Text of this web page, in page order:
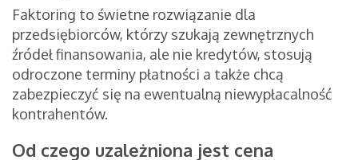
Faktoring to świetne rozwiązanie dla
przedsiębiorców, którzy szukają zewnętrznych
źródeł finansowania, ale nie kredytów, stosują
odroczone terminy płatności a także chcą
zabezpieczyć się na ewentualną niewypłacalność
kontrahentów.
Od czego uzależniona jest cena